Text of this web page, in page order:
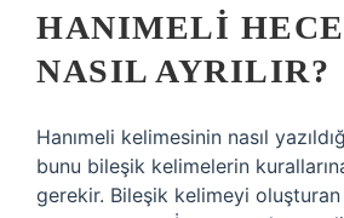
HANIMELI
NASIL AYRILIR?
Hanımeli kelimesinin nasıl
bunu bileşik kelimelerin
gerekir. Bileşik kelimeyi oluşturan